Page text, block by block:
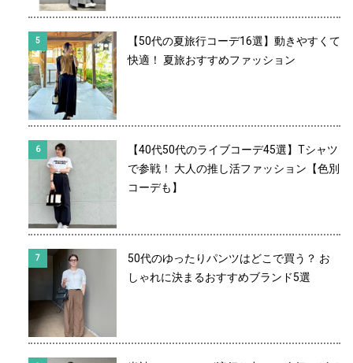
【50代の夏旅行コーデ16選】動きやすくて
快適！ 夏旅おすすめファッション
【40代50代のライブコーデ45選】Tシャツ
で参戦！ 大人の推し活ファッション【色別
コーデも】
50代のゆったりパンツはどこで買う？ お
しゃれに決まるおすすめブランド5選